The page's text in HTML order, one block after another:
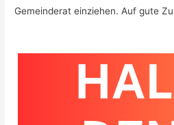
Gemeinderat einziehen. Auf gute